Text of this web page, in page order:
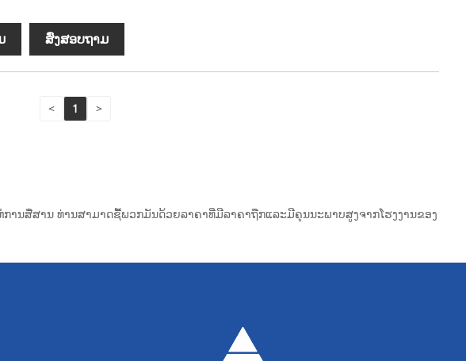
ສົ່ງສອບຖາມ
< 1 >
ນສື່ສານ ທ່ານສາມາດຊື້ພວກມັນດ້ວຍລາຄາທີ່ມີລາຄາຖືກແລະມີຄຸນນະພາບສູງຈາກໂຮງງານຂອງ